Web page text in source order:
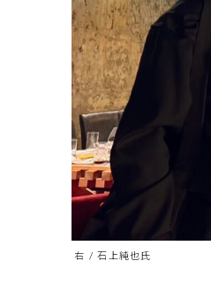
右 / 石上純也氏